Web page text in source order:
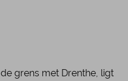
grens met Drenthe, ligt